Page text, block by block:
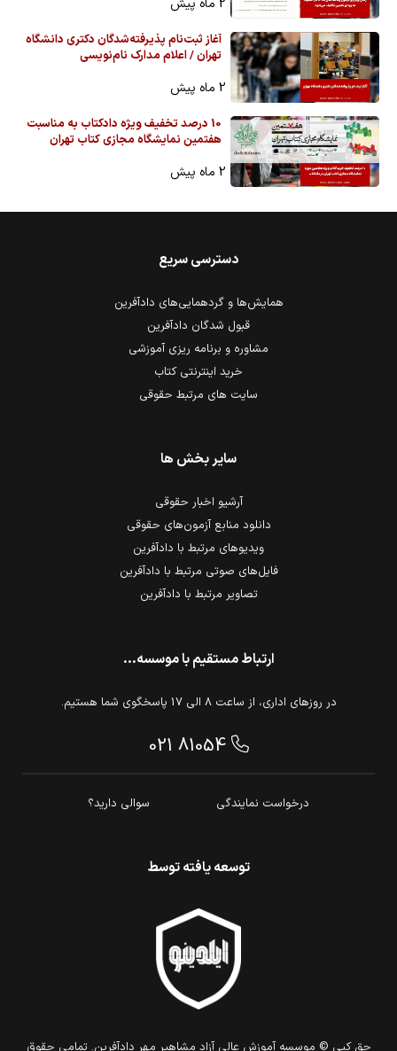
2 ماه پیش
آغاز ثبت‌نام پذیرفته‌شدگان دکتری دانشگاه
تهران / اعلام مدارک نام‌نویسی
2 ماه پیش
10 درصد تخفیف ویژه دادکتاب به مناسبت
هفتمین نمایشگاه مجازی کتاب تهران
2 ماه پیش
ارتباط مستقیم با موسسه...
در روزهای اداری، از ساعت 8 الی 17 پاسخگوی شما هستیم.
021 81054
درخواست نمایندگی سوالی دارید؟
دسترسی سریع
همایش‌ها و گردهمایی‌های دادآفرین
قبول شدگان دادآفرین
مشاوره و برنامه ریزی آموزشی
خرید اینترنتی کتاب
سایت های مرتبط حقوقی
سایر بخش ها
آرشیو اخبار حقوقی
دانلود منابع آزمون‌های حقوقی
ویدیوهای مرتبط با دادآفرین
فایل‌های صوتی مرتبط با دادآفرین
تصاویر مرتبط با دادآفرین
توسعه یافته توسط
حق كپي © موسسه آموزش عالی آزاد مشاهیر مهر دادآفرین. تمامي حقوق